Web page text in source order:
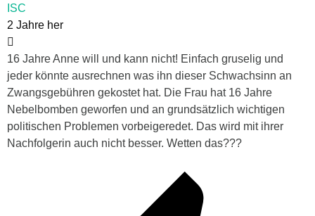
ISC
2 Jahre her
16 Jahre Anne will und kann nicht! Einfach gruselig und
jeder könnte ausrechnen was ihn dieser Schwachsinn an
Zwangsgebühren gekostet hat. Die Frau hat 16 Jahre
Nebelbomben geworfen und an grundsätzlich wichtigen
politischen Problemen vorbeigeredet. Das wird mit ihrer
Nachfolgerin auch nicht besser. Wetten das???